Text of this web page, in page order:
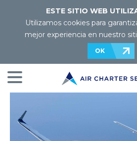
ESTE SITIO WEB
Utilizamos cookies para
mejor experiencia en nuestro
OK